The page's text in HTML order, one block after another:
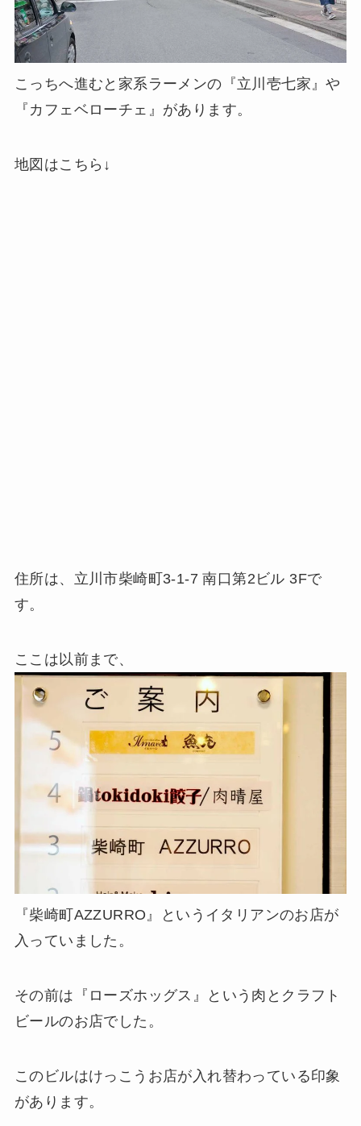
こっちへ進むと家系ラーメンの『立川壱七家』や
『カフェベローチェ』があります。
地図はこちら↓
住所は、立川市柴崎町3-1-7 南口第2ビル 3Fで
す。
ここは以前まで、
『柴崎町AZZURRO』というイタリアンのお店が
入っていました。
その前は『ローズホッグス』という肉とクラフト
ビールのお店でした。
このビルはけっこうお店が入れ替わっている印象
があります。